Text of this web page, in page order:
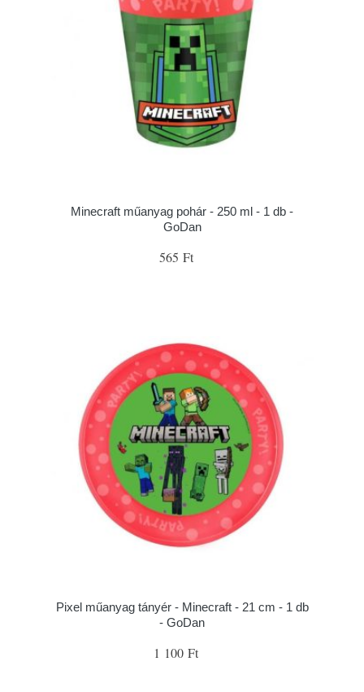
Minecraft műanyag pohár - 250 ml - 1 db -
GoDan
565 Ft
Pixel műanyag tányér - Minecraft - 21 cm - 1 db
- GoDan
1 100 Ft